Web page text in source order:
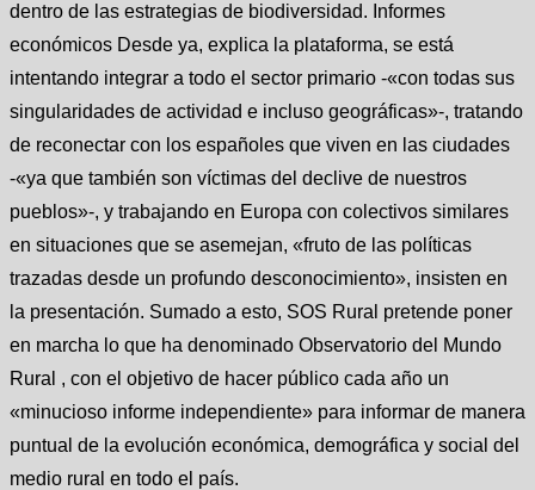
dentro de las estrategias de biodiversidad. Informes
económicos Desde ya, explica la plataforma, se está
intentando integrar a todo el sector primario -«con todas sus
singularidades de actividad e incluso geográficas»-, tratando
de reconectar con los españoles que viven en las ciudades
-«ya que también son víctimas del declive de nuestros
pueblos»-, y trabajando en Europa con colectivos similares
en situaciones que se asemejan, «fruto de las políticas
trazadas desde un profundo desconocimiento», insisten en
la presentación. Sumado a esto, SOS Rural pretende poner
en marcha lo que ha denominado Observatorio del Mundo
Rural , con el objetivo de hacer público cada año un
«minucioso informe independiente» para informar de manera
puntual de la evolución económica, demográfica y social del
medio rural en todo el país.